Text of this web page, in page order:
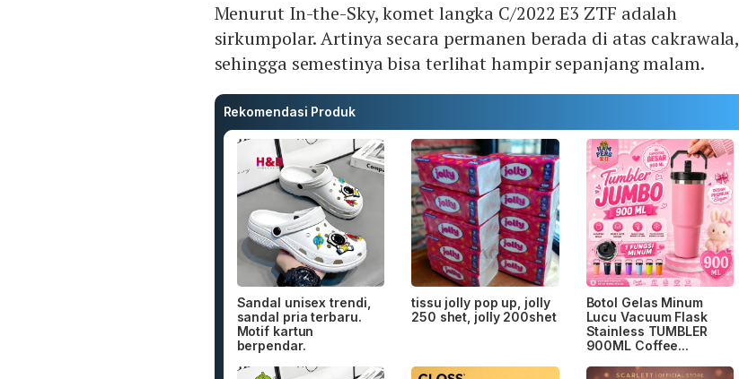
Menurut In-the-Sky, komet langka C/2022 E3 ZTF adalah
sirkumpolar. Artinya secara permanen berada di atas cakrawala,
sehingga semestinya bisa terlihat hampir sepanjang malam.
Rekomendasi Produk
Sandal unisex trendi,
sandal pria terbaru.
Motif kartun
berpendar.
tissu jolly pop up, jolly
250 shet, jolly 200shet
Botol Gelas Minum
Lucu Vacuum Flask
Stainless TUMBLER
900ML Coffee...